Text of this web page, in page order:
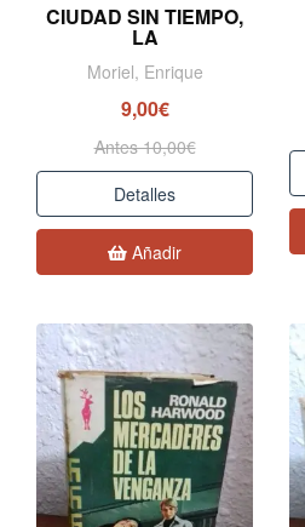
CIUDAD SIN TIEMPO,
LA
Moriel, Enrique
9,00€
Antes 10,00€
Detalles
Añadir